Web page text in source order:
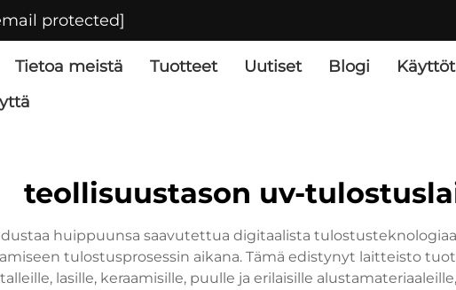
protected]
Tietoa meistä Tuotteet Uutiset Blogi
teollisuustason uv-
huippuunsa saavutettua digitaalista
tulostusprosessin aikana. Tämä edistynyt laitteisto
lasille, keraamisille, puulle ja erilaisille